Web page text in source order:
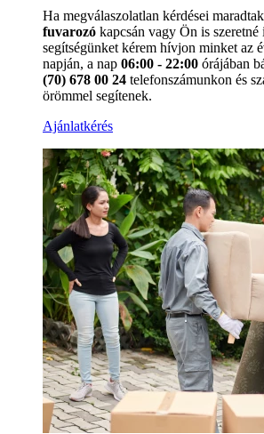
Ha megválaszolatlan kérdései maradtak
fuvarozó kapcsán vagy Ön is szeretné
segítségünket kérem hívjon minket az
napján, a nap 06:00 - 22:00 órájában
(70) 678 00 24 telefonszámunkon és
örömmel segítenek.
Ajánlatkérés